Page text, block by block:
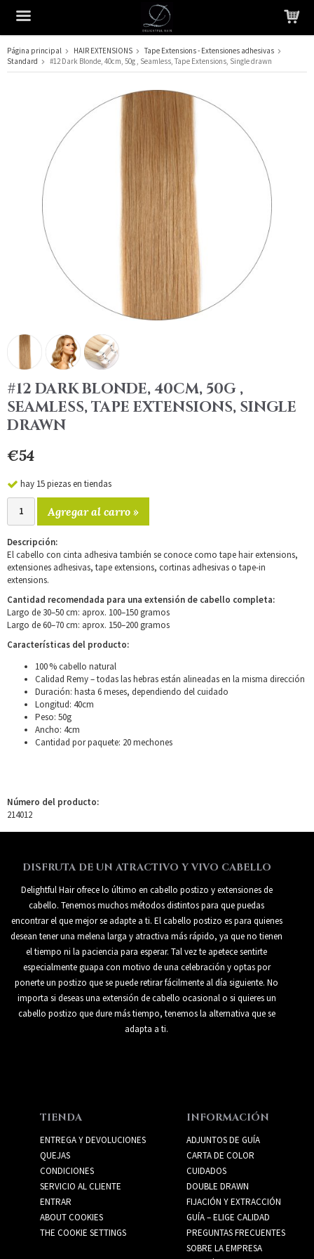
El producto ha sido añadido a su carrito
Página principal HAIR EXTENSIONS
Tape Extensions - Extensiones adhesivas
Standard
#12 Dark Blonde, 40cm, 50g , Seamless, Tape Extensions, Single drawn
#12 DARK BLONDE, 40CM, 50G ,
SEAMLESS, TAPE EXTENSIONS, SINGLE
DRAWN
€54
hay 15 piezas en tiendas
Agregar al carro »
Descripción:
El cabello con cinta adhesiva también se conoce como tape hair extensions,
extensiones adhesivas, tape extensions, cortinas adhesivas o tape-in
extensions.
Cantidad recomendada para una extensión de cabello completa:
Largo de 30–50 cm: aprox. 100–150 gramos
Largo de 60–70 cm: aprox. 150–200 gramos
Características del producto:
100 % cabello natural
Calidad Remy – todas las hebras están alineadas en la misma dirección
Duración: hasta 6 meses, dependiendo del cuidado
Longitud: 40cm
Peso: 50g
Ancho: 4cm
Cantidad por paquete: 20 mechones
Número del producto:
214012
DISFRUTA DE UN ATRACTIVO Y VIVO CABELLO
Delightful Hair ofrece lo último en cabello postizo y extensiones de
cabello. Tenemos muchos métodos distintos para que puedas
encontrar el que mejor se adapte a ti. El cabello postizo es para quienes
desean tener una melena larga y atractiva más rápido, ya que no tienen
el tiempo ni la paciencia para esperar. Tal vez te apetece sentirte
especialmente guapa con motivo de una celebración y optas por
ponerte un postizo que se puede retirar fácilmente al día siguiente. No
importa si deseas una extensión de cabello ocasional o si quieres un
cabello postizo que dure más tiempo, tenemos la alternativa que se
adapta a ti.
TIENDA
ENTREGA Y DEVOLUCIONES
QUEJAS
CONDICIONES
SERVICIO AL CLIENTE
ENTRAR
ABOUT COOKIES
THE COOKIE SETTINGS
INFORMACIÓN
ADJUNTOS DE GUÍA
CARTA DE COLOR
CUIDADOS
DOUBLE DRAWN
FIJACIÓN Y EXTRACCIÓN
GUÍA – ELIGE CALIDAD
PREGUNTAS FRECUENTES
SOBRE LA EMPRESA